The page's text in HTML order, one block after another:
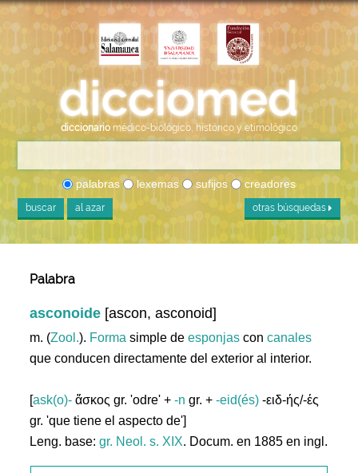
diccionario médico-biológico, histórico y etimológico
palabras lexemas sufijos creadores
buscar al azar otras búsquedas
Palabra
asconoide [ascon, asconoid]
m. (Zool.). Forma simple deesponjas concanales
que conducen directamente del exterior al interior.
[ask(o)- ἄσκος gr. 'odre' +-n gr. +-eid(és) -ειδ-ής/-ές
gr. 'que tiene el aspecto de']
Leng. base:gr. Neol. s. XIX. Docum. en 1885 en ingl.